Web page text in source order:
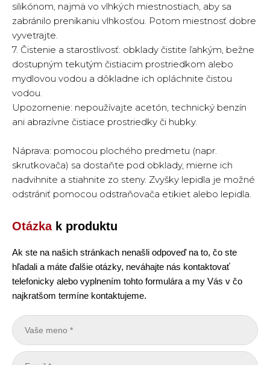
silikónom, najmä vo vlhkých miestnostiach, aby sa
zabránilo prenikaniu vlhkosťou. Potom miestnosť dobre
vyvetrajte.
7. Čistenie a starostlivosť: obklady čistite ľahkým, bežne
dostupným tekutým čistiacim prostriedkom alebo
mydlovou vodou a dôkladne ich opláchnite čistou
vodou.
Upozornenie: nepoužívajte acetón, technický benzín
ani abrazívne čistiace prostriedky či hubky.
Náprava: pomocou plochého predmetu (napr.
skrutkovača) sa dostaňte pod obklady, mierne ich
nadvihnite a stiahnite zo steny. Zvyšky lepidla je možné
odstrániť pomocou odstraňovača etikiet alebo lepidla.
Otázkak produktu
Ak ste na našich stránkach nenašli odpoveď na to, čo ste
hľadali a máte ďalšie otázky, neváhajte nás kontaktovať
telefonicky alebo vyplnením tohto formulára a my Vás v čo
najkratšom termíne kontaktujeme.